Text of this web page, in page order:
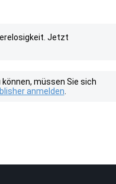
Jetzt
müssen Sie sich
anmelden